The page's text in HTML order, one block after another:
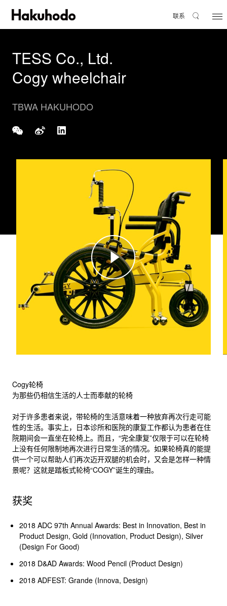
联系
TESS Co., Ltd.
Cogy wheelchair
TBWA HAKUHODO
Cogy轮椅
为那些仍相信生活的人士而奉献的轮椅
对于许多患者来说，带轮椅的生活意味着一种放弃再次行走可能
性的生活。事实上，日本诊所和医院的康复工作都认为患者在住
院期间会一直坐在轮椅上。而且，“完全康复”仅限于可以在轮椅
上没有任何限制地再次进行日常生活的情况。如果轮椅真的能提
供一个可以帮助人们再次迈开双腿的机会时，又会是怎样一种情
景呢？这就是踏板式轮椅“COGY”诞生的理由。
获奖
2018 ADC 97th Annual Awards: Best in Innovation, Best in
Product Design, Gold (Innovation, Product Design), Silver
(Design For Good)
2018 D&AD Awards: Wood Pencil (Product Design)
2018 ADFEST: Grande (Innova, Design)